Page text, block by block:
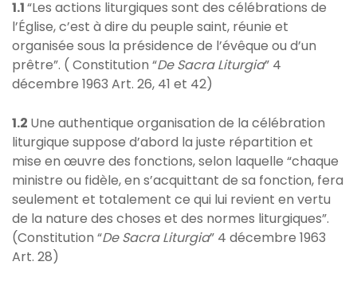
1.1“Les actions liturgiques sont des célébrations de
l’Église, c’est à dire du peuple saint, réunie et
organisée sous la présidence de l’évêque ou d’un
prêtre”. ( Constitution “De Sacra Liturgia” 4
décembre 1963 Art. 26, 41 et 42)
1.2 Une authentique organisation de la célébration
liturgique suppose d’abord la juste répartition et
mise en œuvre des fonctions, selon laquelle “chaque
ministre ou fidèle, en s’acquittant de sa fonction, fera
seulement et totalement ce qui lui revient en vertu
de la nature des choses et des normes liturgiques”.
(Constitution “De Sacra Liturgia” 4 décembre 1963
Art. 28)